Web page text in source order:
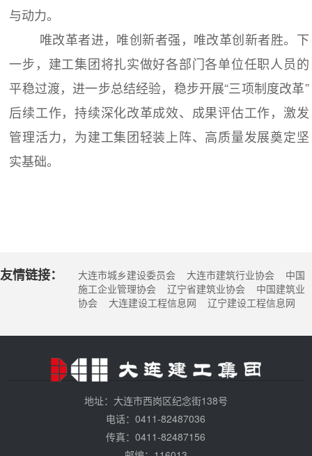
与动力。
唯改革者进，唯创新者强，唯改革创新者胜。下
一步，建工集团将扎实做好各部门各单位任职人员的
平稳过渡，进一步总结经验，稳步开展“三项制度改革”
后续工作，持续深化改革成效、成果评估工作，激发
管理活力，为建工集团轻装上阵、高质量发展奠定坚
实基础。
友情链接：
大连市城乡建设委员会 大连市建筑行业协会 中国
施工企业管理协会 辽宁省建筑业协会 中国建筑业
协会 大连建设工程信息网 辽宁建设工程信息网
地址：大连市西岗区纪念街138号
电话：0411-82487036
传真：0411-82487156